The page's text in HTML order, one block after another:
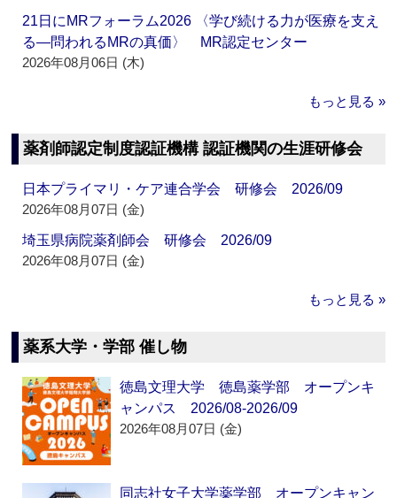
21日にMRフォーラム2026 〈学び続ける力が医療を支え
る―問われるMRの真価〉 MR認定センター
2026年08月06日 (木)
もっと見る »
薬剤師認定制度認証機構 認証機関の生涯研修会
日本プライマリ・ケア連合学会 研修会 2026/09
2026年08月07日 (金)
埼玉県病院薬剤師会 研修会 2026/09
2026年08月07日 (金)
もっと見る »
薬系大学・学部 催し物
徳島文理大学 徳島薬学部 オープンキ
ャンパス 2026/08-2026/09
2026年08月07日 (金)
同志社女子大学薬学部 オープンキャン